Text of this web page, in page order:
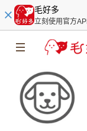
毛好多
立刻使用官方